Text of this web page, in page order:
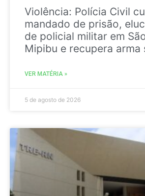
Violência: Polícia Civil
mandado de prisão,
de policial militar em
Mipibu e recupera arma
VER MATÉRIA »
5 de agosto de 2026